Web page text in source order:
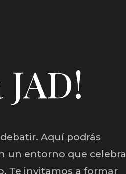
Aquí podrás
un entorno que celebra
Te invitamos a formar